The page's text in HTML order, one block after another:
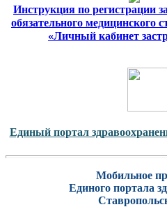
Инструкция по регистрации
обязательного медицинского
«Личный кабинет
Единый портал
Мобильное
Единого портала